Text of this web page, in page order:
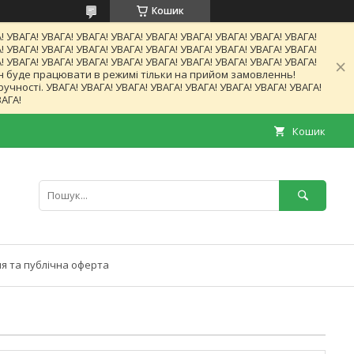
Кошик
УВАГА! УВАГА! УВАГА! УВАГА! УВАГА! УВАГА! УВАГА! УВАГА!
УВАГА! УВАГА! УВАГА! УВАГА! УВАГА! УВАГА! УВАГА! УВАГА!
УВАГА! УВАГА! УВАГА! УВАГА! УВАГА! УВАГА! УВАГА! УВАГА!
буде працювати в режимі тільки на прийом замовленнь!
УВАГА! УВАГА! УВАГА! УВАГА! УВАГА! УВАГА! УВАГА! УВАГА!
Кошик
та публічна оферта